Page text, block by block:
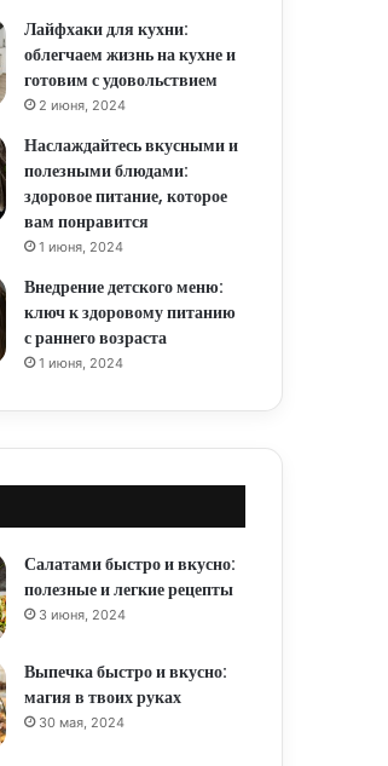
Лайфхаки для кухни:
облегчаем жизнь на кухне и
готовим с удовольствием
2 июня, 2024
Наслаждайтесь вкусными и
полезными блюдами:
здоровое питание, которое
вам понравится
1 июня, 2024
Внедрение детского меню:
ключ к здоровому питанию
с раннего возраста
1 июня, 2024
Салатами быстро и вкусно:
полезные и легкие рецепты
3 июня, 2024
Выпечка быстро и вкусно:
магия в твоих руках
30 мая, 2024